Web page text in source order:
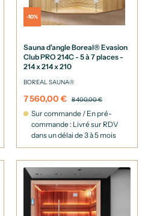
-10%
Sauna d'angle Boreal® Evasion
Club PRO 214C - 5 à 7 places -
214 x 214 x 210
BOREAL SAUNA®
7 560,00 € 8 400,00 €
Sur commande / En pré-
commande : Livré sur RDV
dans un délai de 3 à 5 mois